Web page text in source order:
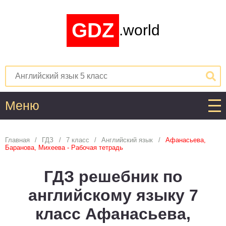
GDZ .world
Меню
1
2 3 4 5 6
Английский язык
2 3 4 5 6 7 8 9 10
Астрономия
Главная ГДЗ 7 класс Английский язык
Афанасьева,
Баранова, Михеева - Рабочая тетрадь
ГДЗ решебник по
английскому языку 7
класс Афанасьева,